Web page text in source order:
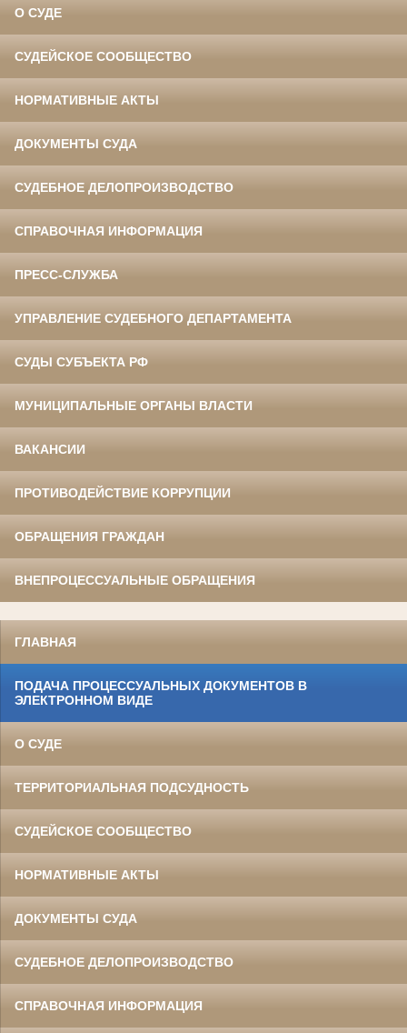
О СУДЕ
СУДЕЙСКОЕ СООБЩЕСТВО
НОРМАТИВНЫЕ АКТЫ
ДОКУМЕНТЫ СУДА
СУДЕБНОЕ ДЕЛОПРОИЗВОДСТВО
СПРАВОЧНАЯ ИНФОРМАЦИЯ
ПРЕСС-СЛУЖБА
УПРАВЛЕНИЕ СУДЕБНОГО ДЕПАРТАМЕНТА
СУДЫ СУБЪЕКТА РФ
МУНИЦИПАЛЬНЫЕ ОРГАНЫ ВЛАСТИ
ВАКАНСИИ
ПРОТИВОДЕЙСТВИЕ КОРРУПЦИИ
ОБРАЩЕНИЯ ГРАЖДАН
ВНЕПРОЦЕССУАЛЬНЫЕ ОБРАЩЕНИЯ
ГЛАВНАЯ
ПОДАЧА ПРОЦЕССУАЛЬНЫХ ДОКУМЕНТОВ В
ЭЛЕКТРОННОМ ВИДЕ
О СУДЕ
ТЕРРИТОРИАЛЬНАЯ ПОДСУДНОСТЬ
СУДЕЙСКОЕ СООБЩЕСТВО
НОРМАТИВНЫЕ АКТЫ
ДОКУМЕНТЫ СУДА
СУДЕБНОЕ ДЕЛОПРОИЗВОДСТВО
СПРАВОЧНАЯ ИНФОРМАЦИЯ